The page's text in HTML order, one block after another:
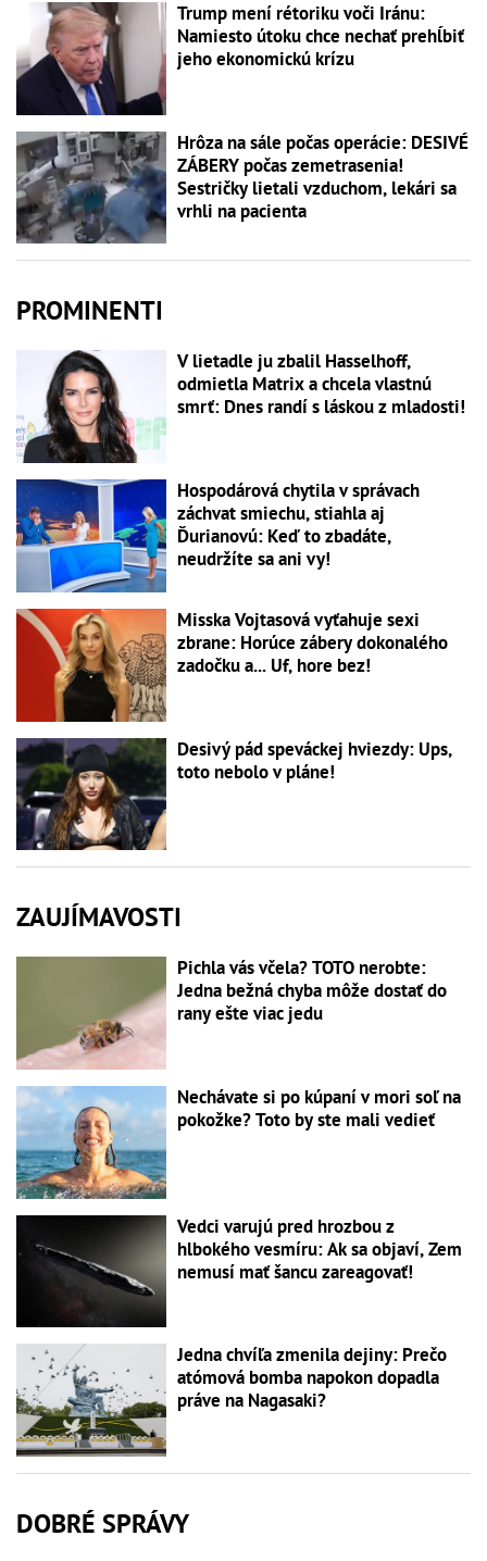
Trump mení rétoriku voči Iránu:
Namiesto útoku chce nechať prehĺbiť
jeho ekonomickú krízu
Hrôza na sále počas operácie: DESIVÉ
ZÁBERY počas zemetrasenia!
Sestričky lietali vzduchom, lekári sa
vrhli na pacienta
PROMINENTI
V lietadle ju zbalil Hasselhoff,
odmietla Matrix a chcela vlastnú
smrť: Dnes randí s láskou z mladosti!
Hospodárová chytila v správach
záchvat smiechu, stiahla aj
Ďurianovú: Keď to zbadáte,
neudržíte sa ani vy!
Misska Vojtasová vyťahuje sexi
zbrane: Horúce zábery dokonalého
zadočku a... Uf, hore bez!
Desivý pád speváckej hviezdy: Ups,
toto nebolo v pláne!
ZAUJÍMAVOSTI
Pichla vás včela? TOTO nerobte:
Jedna bežná chyba môže dostať do
rany ešte viac jedu
Nechávate si po kúpaní v mori soľ na
pokožke? Toto by ste mali vedieť
Vedci varujú pred hrozbou z
hlbokého vesmíru: Ak sa objaví, Zem
nemusí mať šancu zareagovať!
Jedna chvíľa zmenila dejiny: Prečo
atómová bomba napokon dopadla
práve na Nagasaki?
DOBRÉ SPRÁVY